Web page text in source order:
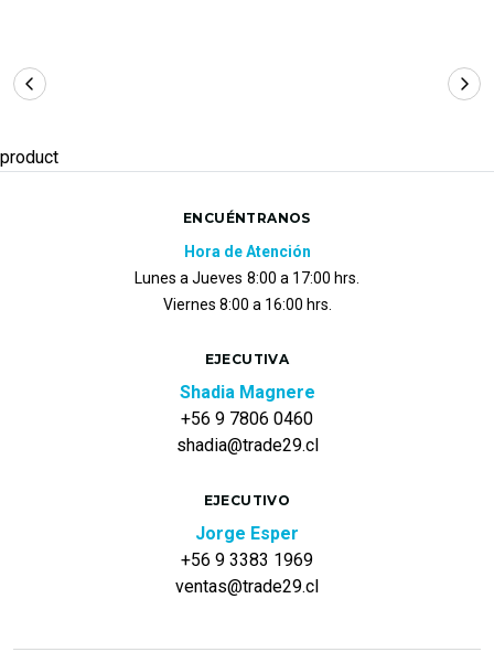
product
ENCUÉNTRANOS
Hora de Atención
Lunes a Jueves 8:00 a 17:00 hrs.
Viernes 8:00 a 16:00 hrs.
EJECUTIVA
Shadia Magnere
+56 9 7806 0460
shadia@trade29.cl
EJECUTIVO
Jorge Esper
+56 9 3383 1969
ventas@trade29.cl